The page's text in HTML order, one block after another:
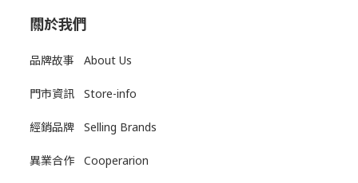
關於我們
品牌故事 About Us
門市資訊 Store-info
經銷品牌 Selling Brands
異業合作 Cooperarion